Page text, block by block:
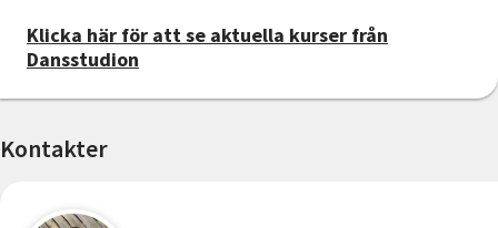
Klicka här för att se aktuella kurser från
Dansstudion
Kontakter